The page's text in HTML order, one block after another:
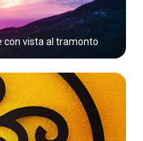
vista al tramonto